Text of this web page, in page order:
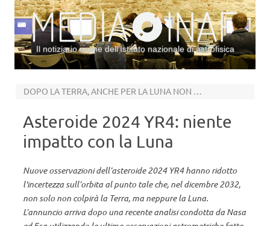
Il notiziario online dell’Istituto nazionale di astrofisica
DOPO LA TERRA, ANCHE PER LA LUNA NON C’È RISCHIO DI COLLISIONE NEL 2032
Asteroide 2024 YR4: niente
impatto con la Luna
Nuove osservazioni dell’asteroide 2024 YR4 hanno ridotto
l'incertezza sull’orbita al punto tale che, nel dicembre 2032,
non solo non colpirà la Terra, ma neppure la Luna.
L’annuncio arriva dopo una recente analisi condotta da Nasa